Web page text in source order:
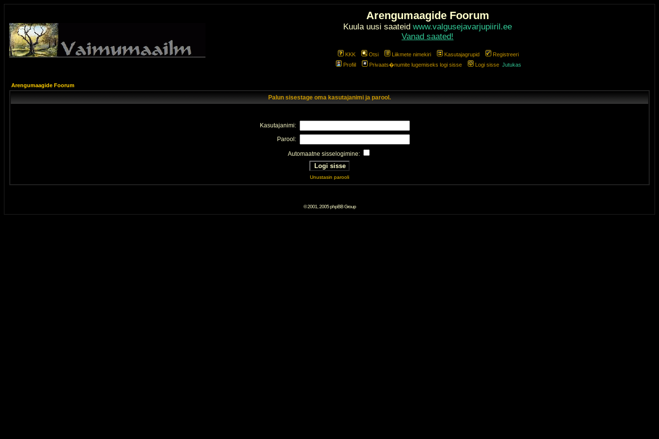
Arengumaagide Foorum
Kuula uusi saateid www.valgusejavarjupiiril.ee
Vanad saated!
KKK Otsi Liikmete nimekiri Kasutajagrupid
Registreeri
Profiil
Privaats�numite lugemiseks logi sisse Logi sisse Jutukas
Arengumaagide Foorum
Palun sisestage oma kasutajanimi ja parool.
Kasutajanimi:
Parool:
Automaatne sisselogimine:
Unustasin parooli
© 2001, 2005 phpBB Group